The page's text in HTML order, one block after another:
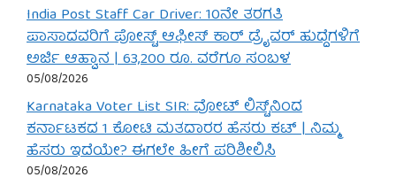
India Post Staff Car Driver: 10ನೇ ತರಗತಿ
ಪಾಸಾದವರಿಗೆ ಪೋಸ್ಟ್ ಆಫೀಸ್ ಕಾರ್ ಡ್ರೈವರ್ ಹುದ್ದೆಗಳಿಗೆ
ಅರ್ಜಿ ಆಹ್ವಾನ | 63,200 ರೂ. ವರೆಗೂ ಸಂಬಳ
05/08/2026
Karnataka Voter List SIR: ವೋಟ್ ಲಿಸ್ಟ್‌ನಿಂದ
ಕರ್ನಾಟಕದ 1 ಕೋಟಿ ಮತದಾರರ ಹೆಸರು ಕಟ್ | ನಿಮ್ಮ
ಹೆಸರು ಇದೆಯೇ? ಈಗಲೇ ಹೀಗೆ ಪರಿಶೀಲಿಸಿ
05/08/2026